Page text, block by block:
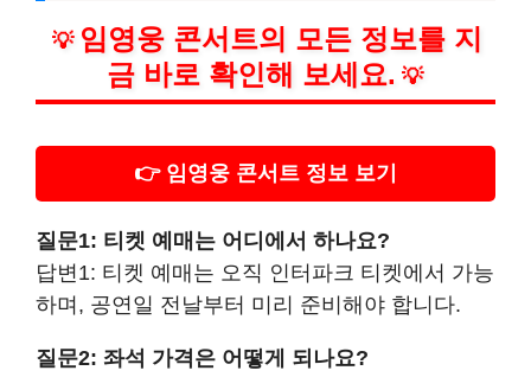
💡 임영웅 콘서트의 모든 정보를 지
금 바로 확인해 보세요. 💡
👉 임영웅 콘서트 정보 보기
질문1: 티켓 예매는 어디에서 하나요?
답변1: 티켓 예매는 오직 인터파크 티켓에서 가능
하며, 공연일 전날부터 미리 준비해야 합니다.
질문2: 좌석 가격은 어떻게 되나요?